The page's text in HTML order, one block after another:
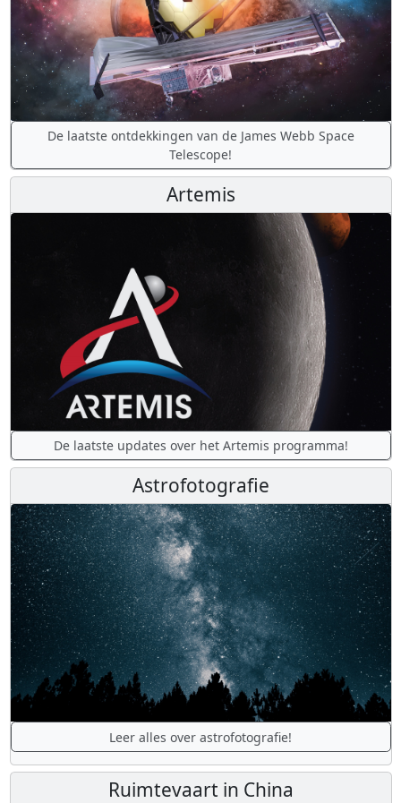
De laatste ontdekkingen van de James Webb Space
Telescope!
Artemis
De laatste updates over het Artemis programma!
Astrofotografie
Leer alles over astrofotografie!
Ruimtevaart in China